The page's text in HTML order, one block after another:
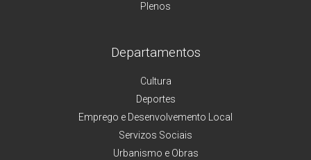
Plenos
Departamentos
Cultura
Deportes
Emprego e Desenvolvemento Local
Servizos Sociais
Urbanismo e Obras